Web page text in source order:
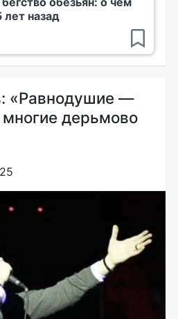
лет назад
«Равнодушие —
многие дерьмово